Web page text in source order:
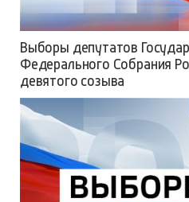
Выборы депутатов
Федерального Собрания
девятого созыва